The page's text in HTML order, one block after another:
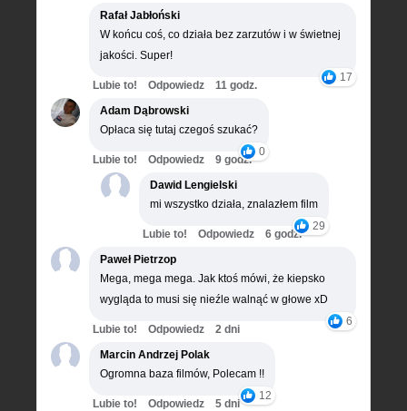
Rafał Jabłoński
W końcu coś, co działa bez zarzutów i w świetnej
jakości. Super!
17
Lubie to! Odpowiedz
11 godz.
Adam Dąbrowski
Opłaca się tutaj czegoś szukać?
0
Lubie to! Odpowiedz
9 godz.
Dawid Lengielski
mi wszystko działa, znalazłem film
29
Lubie to! Odpowiedz
6 godz.
Paweł Pietrzop
Mega, mega mega. Jak ktoś mówi, że kiepsko
wygląda to musi się nieźle walnąć w głowe xD
6
Lubie to! Odpowiedz
2 dni
Marcin Andrzej Polak
Ogromna baza filmów, Polecam !!
12
Lubie to! Odpowiedz
5 dni